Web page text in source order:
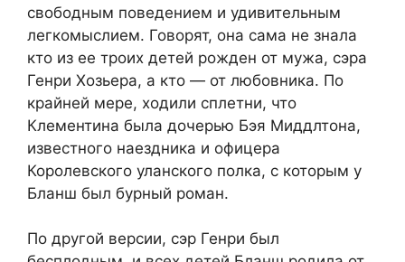
свободным поведением и удивительным
легкомыслием. Говорят, она сама не знала
кто из ее троих детей рожден от мужа, сэра
Генри Хозьера, а кто — от любовника. По
крайней мере, ходили сплетни, что
Клементина была дочерью Бэя Миддлтона,
известного наездника и офицера
Королевского уланского полка, с которым у
Бланш был бурный роман.
По другой версии, сэр Генри был